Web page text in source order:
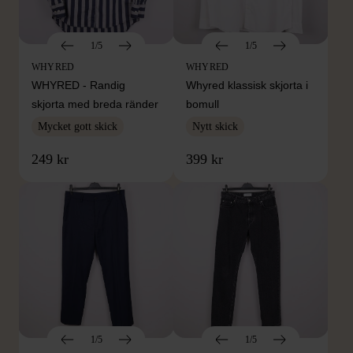
1/5
WHYRED
WHYRED - Randig
skjorta med breda ränder
Mycket gott skick
249 kr
1/5
WHYRED
Whyred klassisk skjorta i
bomull
Nytt skick
399 kr
1/5 1/5